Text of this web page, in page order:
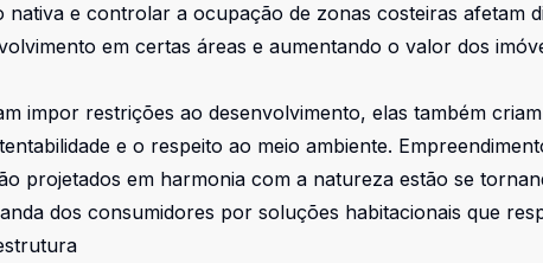
nativa e controlar a ocupação de zonas costeiras afetam
em certas áreas e aumentando o valor dos
impor restrições ao desenvolvimento, elas também
e o respeito ao meio ambiente.
projetados em harmonia com a natureza estão se
dos consumidores por soluções habitacionais que